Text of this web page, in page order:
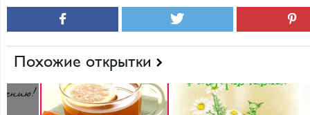
Похожие открытки